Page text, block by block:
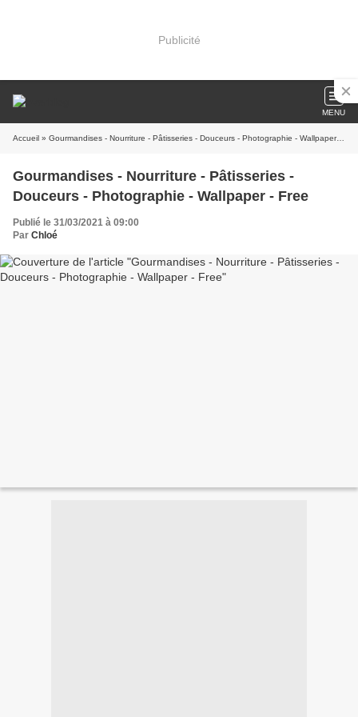
Publicité
MENU
Accueil » Gourmandises - Nourriture - Pâtisseries - Douceurs - Photographie - Wallpaper - Free
Gourmandises - Nourriture - Pâtisseries -
Douceurs - Photographie - Wallpaper - Free
Publié le 31/03/2021 à 09:00
Par Chloé